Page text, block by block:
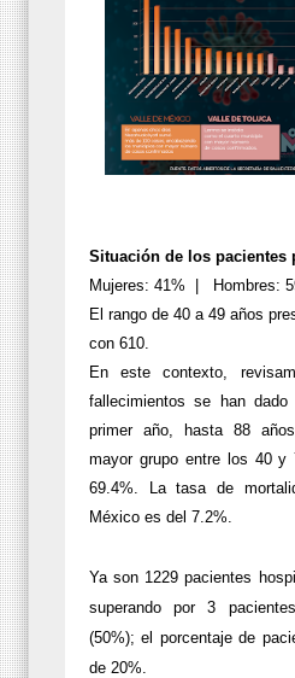
Situación de los pacientes
Mujeres: 41% | Hombres:
El rango de 40 a 49 años
con 610.
En este contexto,
fallecimientos se han dado
primer año, hasta 88
mayor grupo entre los 40 y
69.4%. La tasa de
México es del 7.2%.
Ya son 1229 pacientes
superando por 3
(50%); el porcentaje de
de 20%.